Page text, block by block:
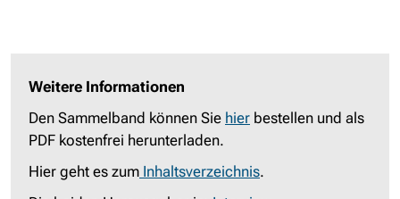
Weitere Informationen
Den Sammelband können Sie hier bestellen und als
PDF kostenfrei herunterladen.
Hier geht es zum Inhaltsverzeichnis.